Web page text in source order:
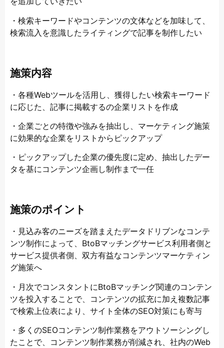
・検索キーワードやコンテンツの文体などを加味して、
検索流入を意識したライティングで記事を制作したい
施策内容
・各種Webツールを活用し、獲得したい検索キーワード
に応じた、記事に掲載するの企業リストを作成
・企業ごとの特徴や強みを抽出し、マーケティング施策
に効果的な企業をリストからピックアップ
・ピックアップした企業の優先度に定め、抽出したデー
タを基にコンテンツ企画し制作まで一任
施策のポイント
・見込み客のニーズを踏まえたデータドリブンなコンテ
ンツ制作によって、BtoBマッチングサービス利用者側と
サービス提供者側、双方有益なコンテンツマーケティン
グ施策へ
・月次でコンスタントにBtoBマッチング関連のコンテン
ツを投入することで、コンテンツの拡充に加え複数記事
で検索上位表により、サイト全体のSEO対策にも寄与
・多くのSEOコンテンツ制作業務をアウトソーシングし
たことで、コンテンツ制作業務が削減され、社内のWeb